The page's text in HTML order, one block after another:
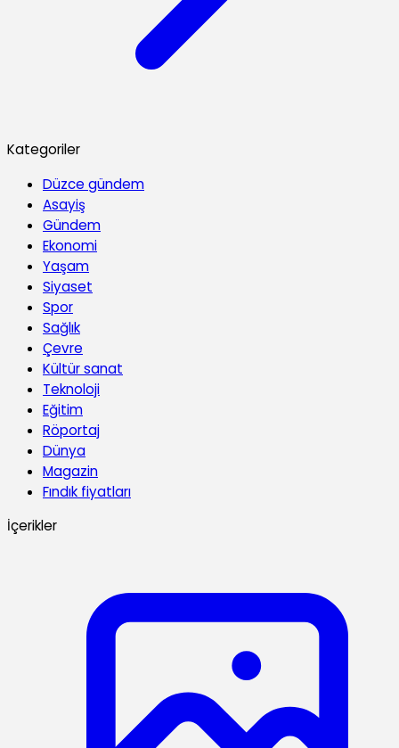
Kategoriler
Düzce gündem
Asayiş
Gündem
Ekonomi
Yaşam
Siyaset
Spor
Sağlık
Çevre
Kültür sanat
Teknoloji
Eğitim
Röportaj
Dünya
Magazin
Fındık fiyatları
İçerikler